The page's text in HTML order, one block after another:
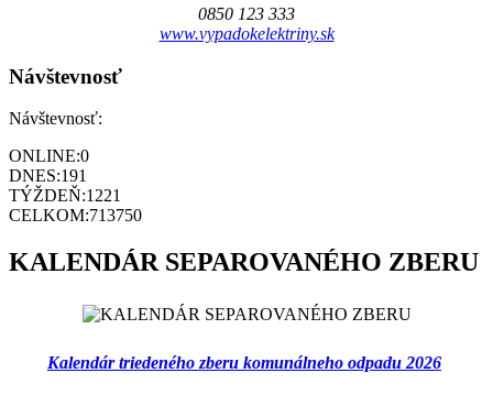
0850 123 333
www.vypadokelektriny.sk
Návštevnosť
Návštevnosť:
ONLINE:0
DNES:191
TÝŽDEŇ:1221
CELKOM:713750
KALENDÁR SEPAROVANÉHO ZBERU
Kalendár triedeného zberu komunálneho odpadu 2026